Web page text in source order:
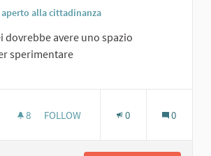
alla cittadinanza
dovrebbe avere uno spazio
sperimentare
8 8 FOLLOWERS
FOLLOW 0 0